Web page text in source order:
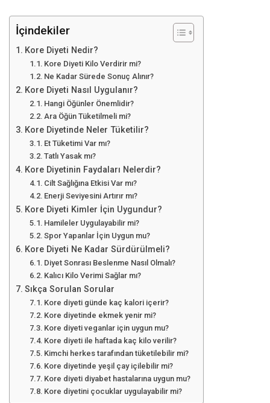
İçindekiler
Kore Diyeti Nedir?
Kore Diyeti Kilo Verdirir mi?
Ne Kadar Sürede Sonuç Alınır?
Kore Diyeti Nasıl Uygulanır?
Hangi Öğünler Önemlidir?
Ara Öğün Tüketilmeli mi?
Kore Diyetinde Neler Tüketilir?
Et Tüketimi Var mı?
Tatlı Yasak mı?
Kore Diyetinin Faydaları Nelerdir?
Cilt Sağlığına Etkisi Var mı?
Enerji Seviyesini Artırır mı?
Kore Diyeti Kimler İçin Uygundur?
Hamileler Uygulayabilir mi?
Spor Yapanlar İçin Uygun mu?
Kore Diyeti Ne Kadar Sürdürülmeli?
Diyet Sonrası Beslenme Nasıl Olmalı?
Kalıcı Kilo Verimi Sağlar mı?
Sıkça Sorulan Sorular
Kore diyeti günde kaç kalori içerir?
Kore diyetinde ekmek yenir mi?
Kore diyeti veganlar için uygun mu?
Kore diyeti ile haftada kaç kilo verilir?
Kimchi herkes tarafından tüketilebilir mi?
Kore diyetinde yeşil çay içilebilir mi?
Kore diyeti diyabet hastalarına uygun mu?
Kore diyetini çocuklar uygulayabilir mi?